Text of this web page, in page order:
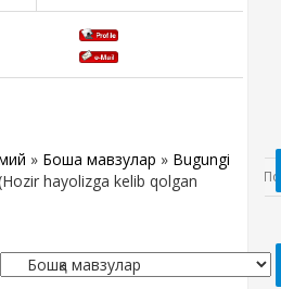
» Бошқа мавзулар » Bugungi
hayolizga kelib qolgan